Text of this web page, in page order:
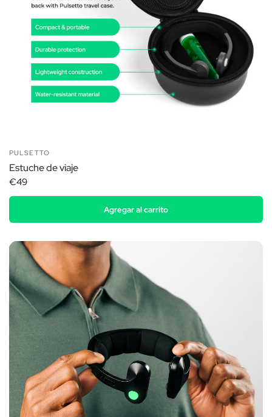
PULSETTO
Estuche de viaje
€49
Agregar al carrito